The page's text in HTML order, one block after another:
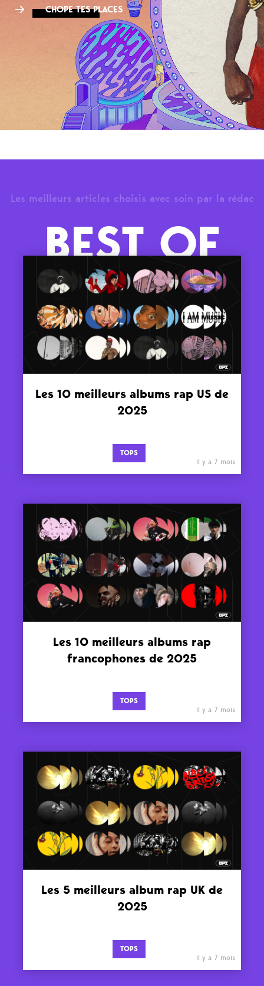
CHOPE TES PLACES
Les meilleurs articles choisis avec soin par la rédac
BEST OF
Les 10 meilleurs albums rap US de
2025
TOPS
il y a 7 mois
Les 10 meilleurs albums rap
francophones de 2025
TOPS
il y a 7 mois
Les 5 meilleurs album rap UK de
2025
TOPS
il y a 7 mois